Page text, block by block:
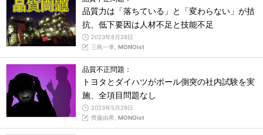
品質力は「落ちている」と「変わらない」が拮
抗、低下要因は人材不足と技能不足
2023年8月28日
三島一孝, MONOist
品質不正問題：
トヨタとダイハツがポール側突の社内試験を実
施、全項目問題なし
2023年5月29日
齊藤由希, MONOist